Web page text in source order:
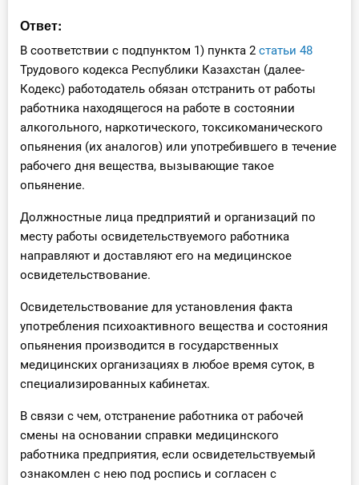
Интернет-магазин
О Системе
Обучение
Тарифы
Тестирование для
Ответ:
В соответствии с подпунктом 1) пункта 2 статьи 48
Трудового кодекса Республики Казахстан (далее-
Кодекс) работодатель обязан отстранить от работы
работника находящегося на работе в состоянии
алкогольного, наркотического, токсикоманического
опьянения (их аналогов) или употребившего в течение
рабочего дня вещества, вызывающие такое
опьянение.
Должностные лица предприятий и организаций по
месту работы освидетельствуемого работника
направляют и доставляют его на медицинское
освидетельствование.
Освидетельствование для установления факта
употребления психоактивного вещества и состояния
опьянения производится в государственных
медицинских организациях в любое время суток, в
специализированных кабинетах.
В связи с чем, отстранение работника от рабочей
смены на основании справки медицинского
работника предприятия, если освидетельствуемый
ознакомлен с нею под роспись и согласен с